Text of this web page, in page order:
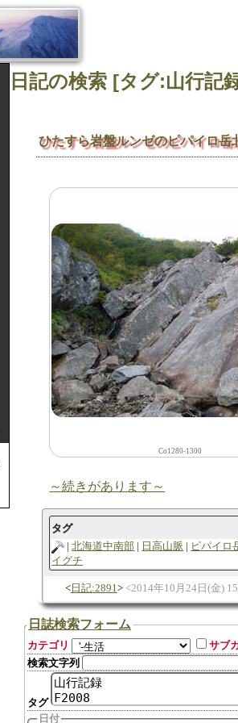
ひたすら岩盤ルンゼのピパイロ岳
Co1280-1300
～続きがあります～
タグ
北海道中南部
日高山脈 ピパイロ
イグチ
日記:2891 2014年10月24日(金)
日誌検索フォーム
カテゴリ
サブ
検索文字列
タグ
日付